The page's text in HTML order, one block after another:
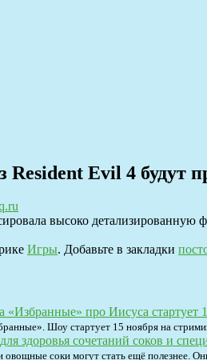
Evil 4 будут
высоко
Игры. Добавьте в закладки
Шоу стартует 15 ноября на
соки могут стать ещё полезнее.